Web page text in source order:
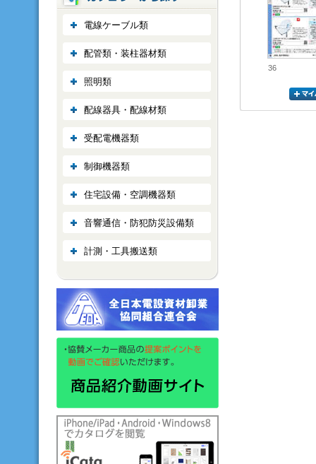
36
電線ケーブル類
配管類・装柱器材類
照明類
配線器具・配線材類
受配電機器類
制御機器類
住宅設備・空調機器類
音響通信・防犯防災設備類
計測・工具搬送類